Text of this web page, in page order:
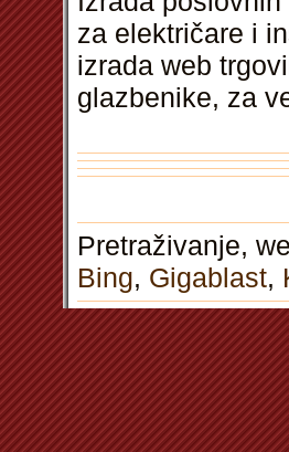
za električare i
izrada web
glazbenike, za
Pretraživanje,
Bing, Gigablast,